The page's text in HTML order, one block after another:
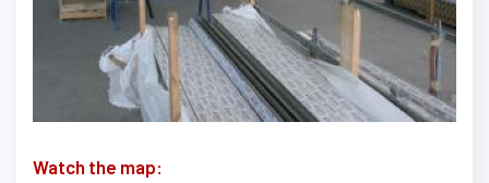
Watch the map: